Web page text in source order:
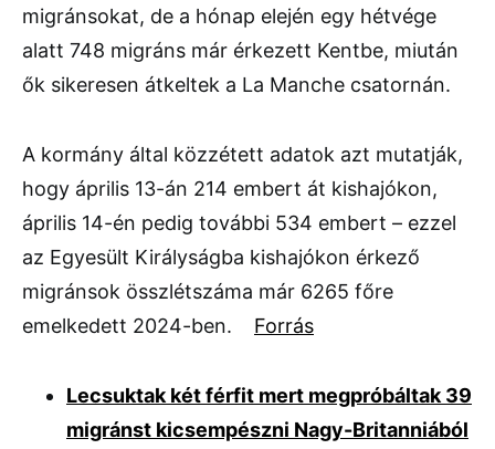
migránsokat, de a hónap elején egy hétvége
alatt 748 migráns már érkezett Kentbe, miután
ők sikeresen átkeltek a La Manche csatornán.
A kormány által közzétett adatok azt mutatják,
hogy április 13-án 214 embert át kishajókon,
április 14-én pedig további 534 embert – ezzel
az Egyesült Királyságba kishajókon érkező
migránsok összlétszáma már 6265 főre
emelkedett 2024-ben. Forrás
Lecsuktak két férfit mert megpróbáltak 39
migránst kicsempészni Nagy-Britanniából